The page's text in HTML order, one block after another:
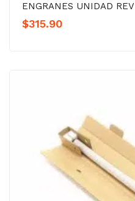
ENGRANES UNIDAD
$315.90